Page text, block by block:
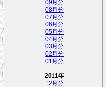
09月分
08月分
07月分
06月分
05月分
04月分
03月分
02月分
01月分
2011年
12月分